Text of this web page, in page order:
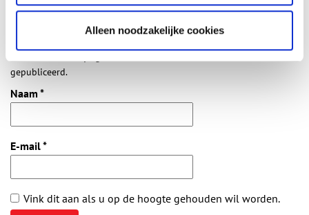
Alleen noodzakelijke cookies
gepubliceerd.
Naam *
E-mail*
Vink dit aan als u op de hoogte gehouden wil worden.